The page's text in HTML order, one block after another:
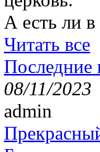
А есть ли
Читать все
Последние
08/11/2023
admin